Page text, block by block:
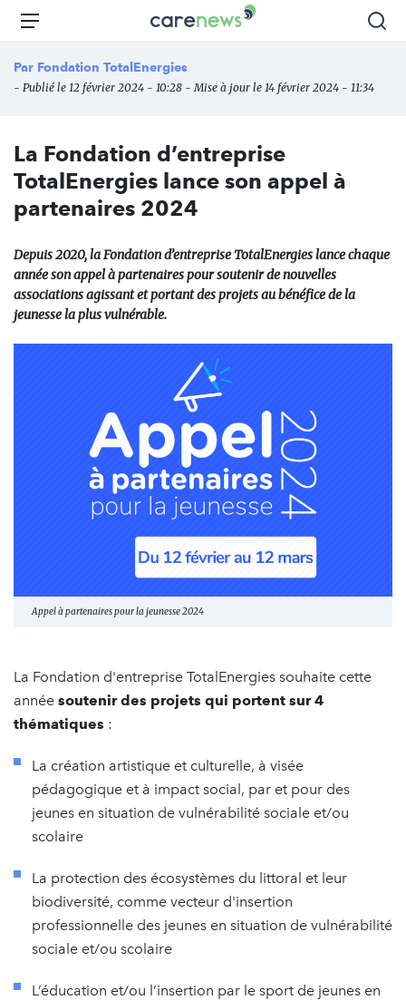
Aller
principal
Carenews,
média
des
l'engagement
Menu
Par Fondation TotalEnergies
- Publié le 12 février 2024 - 10:28 - Mise à jour le 14 février 2024 - 11:34
La Fondation d’entreprise
TotalEnergies lance son appel à
partenaires 2024
Depuis 2020, la Fondation d’entreprise TotalEnergies lance chaque
année son appel à partenaires pour soutenir de nouvelles
associations agissant et portant des projets au bénéfice de la
jeunesse la plus vulnérable.
Appel à partenaires pour la jeunesse 2024
La Fondation d'entreprise TotalEnergies souhaite cette
année soutenir des projets qui portent sur 4
thématiques :
La création artistique et culturelle, à visée
pédagogique et à impact social, par et pour des
jeunes en situation de vulnérabilité sociale et/ou
scolaire
La protection des écosystèmes du littoral et leur
biodiversité, comme vecteur d'insertion
professionnelle des jeunes en situation de vulnérabilité
sociale et/ou scolaire
L’éducation et/ou l’insertion par le sport de jeunes en